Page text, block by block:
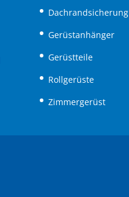
Dachrandsicherung
Gerüstanhänger
Gerüstteile
Rollgerüste
Zimmergerüst